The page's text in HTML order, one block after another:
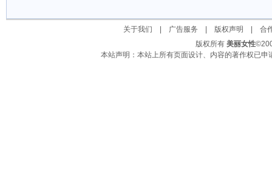
关于我们 广告服务 版权声明
合
版权所有 美丽女性
本站声明：本站上所有页面设计、内容的著作权已